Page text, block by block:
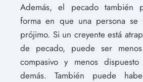
Además, el pecado también
forma en que una persona se
prójimo. Si un creyente está
de pecado, puede ser
compasivo y menos
demás. También puede